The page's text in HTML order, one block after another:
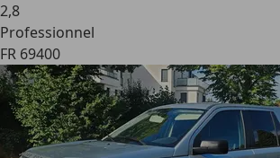
2,8
Professionnel
FR 69400